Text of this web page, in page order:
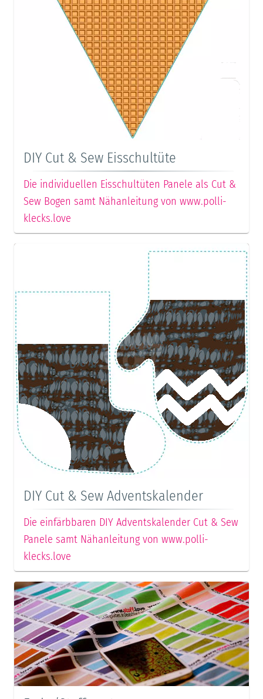
DIY Cut & Sew Eisschultüte
Die individuellen Eisschultüten Panele als Cut &
Sew Bogen samt Nähanleitung von www.polli-
klecks.love
DIY Cut & Sew Adventskalender
Die einfärbbaren DIY Adventskalender Cut & Sew
Panele samt Nähanleitung von www.polli-
klecks.love